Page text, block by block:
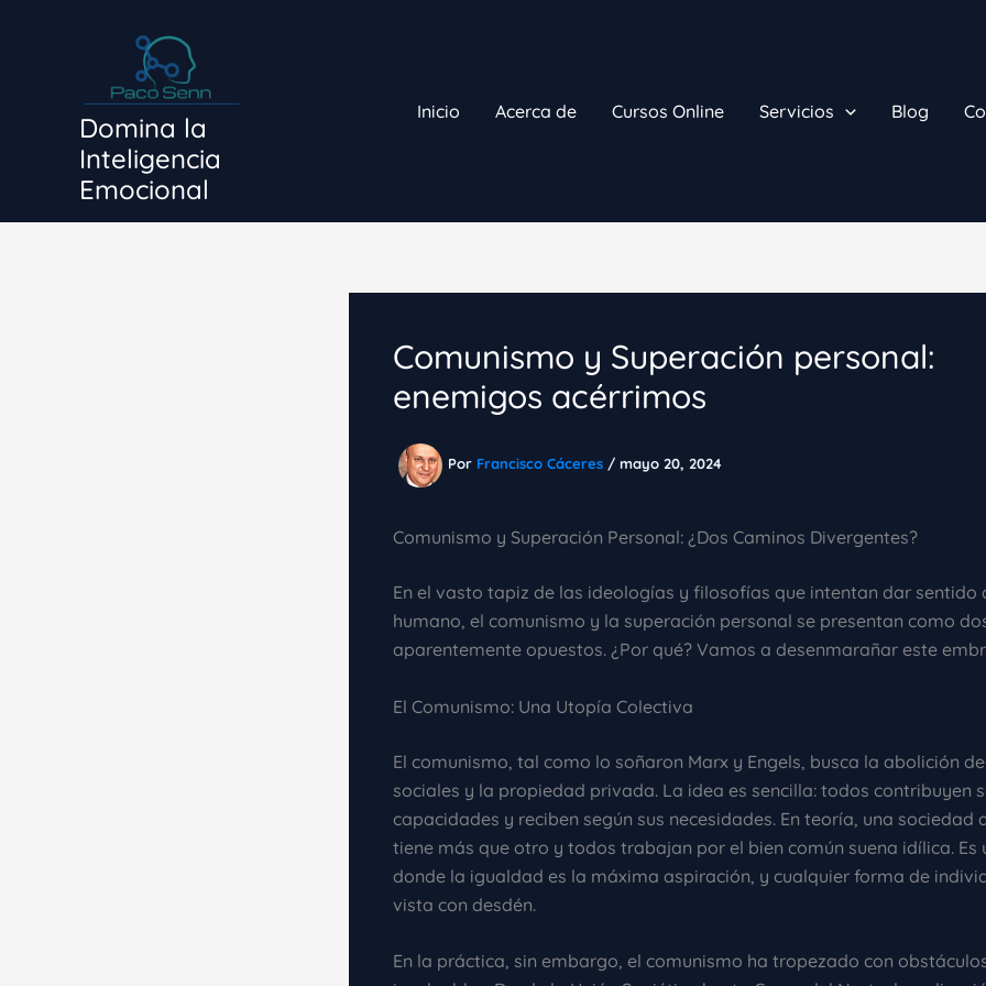
Domina la
Inteligencia
Emocional
Inicio Acerca de Cursos Online Servicios Blog
Comunismo y Superación personal:
enemigos acérrimos
Por Francisco Cáceres / mayo 20, 2024
Comunismo y Superación Personal: ¿Dos Caminos Divergentes?
En el vasto tapiz de las ideologías y filosofías que intentan dar sentido
humano, el comunismo y la superación personal se presentan como
aparentemente opuestos. ¿Por qué? Vamos a desenmarañar este
El Comunismo: Una Utopía Colectiva
El comunismo, tal como lo soñaron Marx y Engels, busca la abolición
sociales y la propiedad privada. La idea es sencilla: todos contribuyen
capacidades y reciben según sus necesidades. En teoría, una sociedad
tiene más que otro y todos trabajan por el bien común suena idílica. Es
donde la igualdad es la máxima aspiración, y cualquier forma de
vista con desdén.
En la práctica, sin embargo, el comunismo ha tropezado con